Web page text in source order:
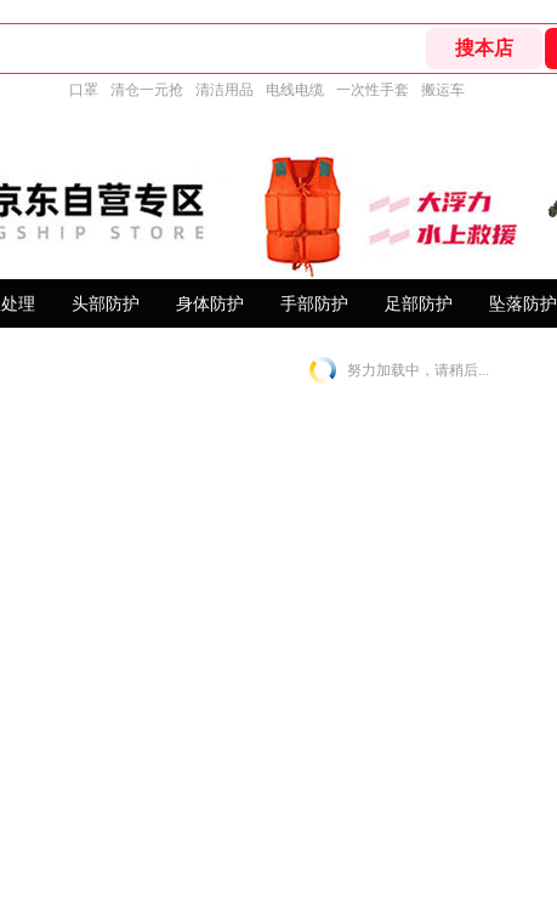
口罩 清仓一元抢 清洁用品 电线电缆 一次性手套 搬运车
理 头部防护 身体防护 手部防护 足部防护 坠落防护
努力加载中，请稍后...